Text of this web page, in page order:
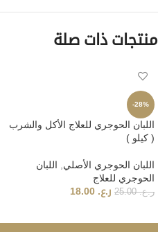
منتجات ذات صلة
-28%
اللبان الحوجري للعلاج الأكل والشرب
( كيلو )
اللبان الحوجري الأصلي
اللبان
الحوجري للعلاج
ر.ع.25.00 ر.ع.